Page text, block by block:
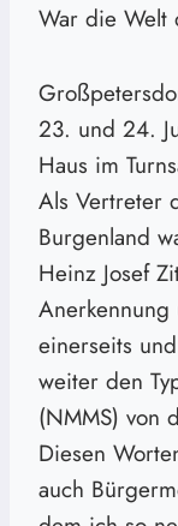
War die Welt
23. und 24.
Haus im
Als Vertreter
Burgenland
Heinz Josef
Anerkennung
einerseits
weiter den
(NMMS) von
Diesen
auch